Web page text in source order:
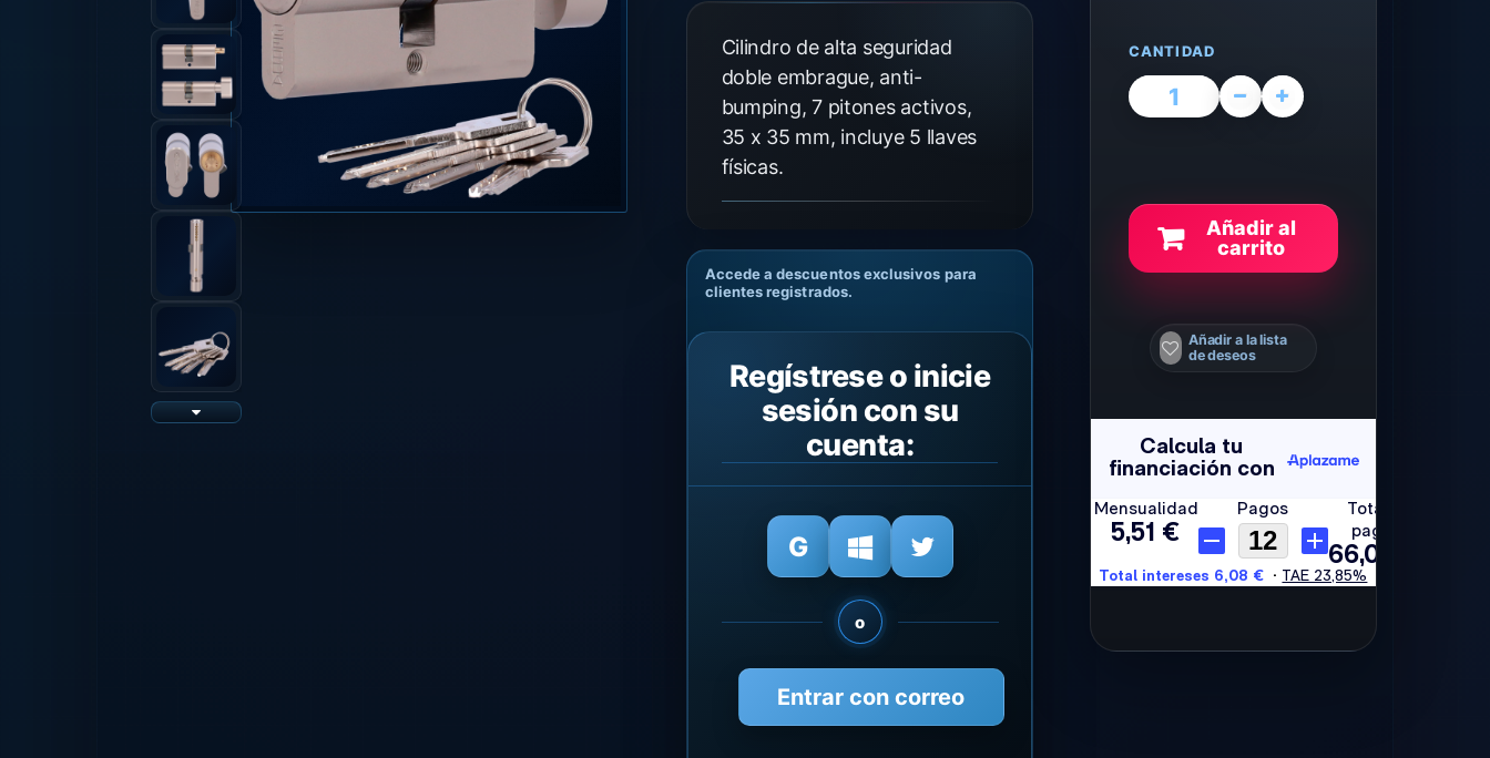
Cilindro de alta seguridad
doble embrague, anti-
bumping, 7 pitones activos,
35 x 35 mm, incluye 5 llaves
físicas.
Accede a descuentos exclusivos para
clientes registrados.
Regístrese o inicie
sesión con su
cuenta:
o
Entrar con correo
CANTIDAD
Añadir al
carrito
Añadir a la lista
de deseos